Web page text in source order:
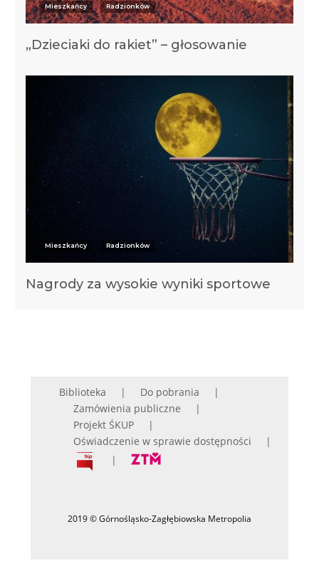
Mieszkańcy Radzionków
„Dzieciaki do rakiet” – głosowanie
Mieszkańcy Radzionków
Nagrody za wysokie wyniki sportowe
Biblioteka
Do pobrania
Zamówienia publiczne
Projekt ŚKUP
Oświadczenie w sprawie dostępności
2019 © Górnośląsko-Zagłębiowska Metropolia